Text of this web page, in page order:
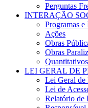
Perguntas
INTERAÇÃO
Programas e
Ações
Obras
Obras
LEI GERAL DE
Lei Geral de
Lei de
Relatório de